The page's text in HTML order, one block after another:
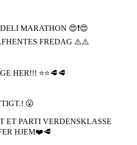
MARATHON 😍❗️😍
FREDAG ⚠️⚠️
HER!!! ⭐️⭐️🥩🥩
😮
ET PARTI VERDENSKLASSE
HJEM❤️🥩